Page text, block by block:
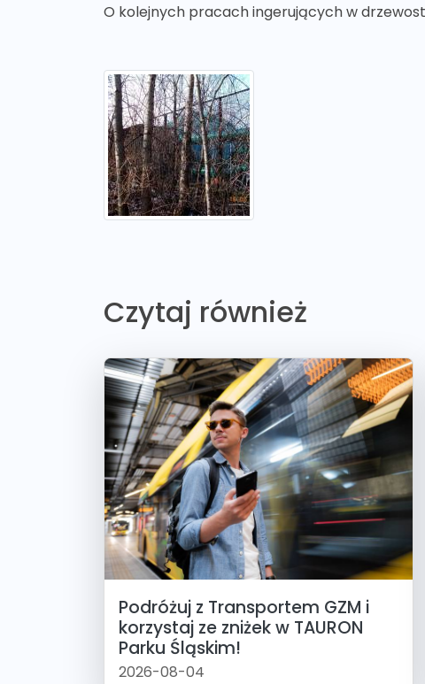
O kolejnych pracach ingerujących w
Czytaj również
Podróżuj z Transportem GZM i
korzystaj ze zniżek w TAURON
Parku Śląskim!
2026-08-04